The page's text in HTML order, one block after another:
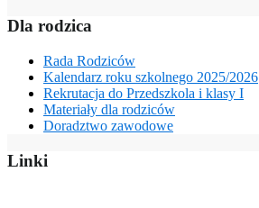
Dla rodzica
Rada Rodziców
Kalendarz roku szkolnego 2025/2026
Rekrutacja do Przedszkola i klasy I
Materiały dla rodziców
Doradztwo zawodowe
Linki